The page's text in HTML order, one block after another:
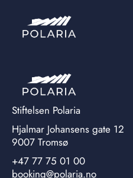
Stiftelsen Polaria
Hjalmar Johansens gate 12
9007 Tromsø
+47 77 75 01 00
booking@polaria.no